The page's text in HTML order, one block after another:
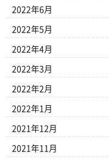
2022年6月
2022年5月
2022年4月
2022年3月
2022年2月
2022年1月
2021年12月
2021年11月